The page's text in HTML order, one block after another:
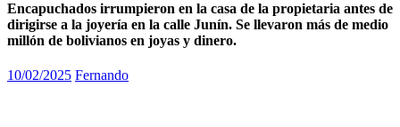
Encapuchados irrumpieron en la casa de la propietaria antes de
dirigirse a la joyería en la calle Junín. Se llevaron más de medio
millón de bolivianos en joyas y dinero.
10/02/2025 Fernando